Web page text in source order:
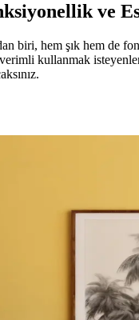
ve
biri, hem şık hem de
verimli kullanmak
ve Estetik Şekilde
düzenlemeleri ve özel
Kullanım
eğlence